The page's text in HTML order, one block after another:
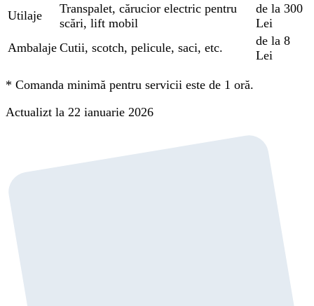
Utilaje
Transpalet, cărucior electric pentru
scări, lift mobil
de la 300
Lei
Ambalaje Cutii, scotch, pelicule, saci, etc.
de la 8
Lei
* Comanda minimă pentru servicii este de 1 oră.
Actualizt la 22 ianuarie 2026